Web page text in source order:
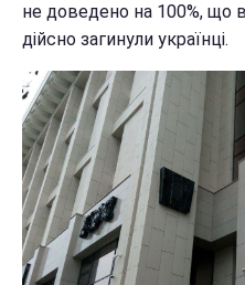
не доведено на 100%, що
дійсно загинули українці.